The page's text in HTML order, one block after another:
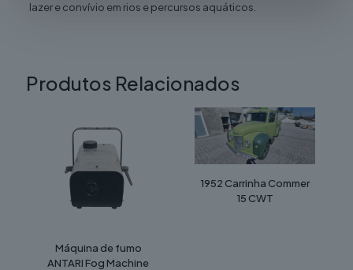
lazer e convívio em rios e percursos aquáticos.
Produtos Relacionados
Máquina de fumo
ANTARI Fog Machine
1952 Carrinha Commer
15 CWT